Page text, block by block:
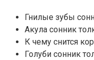
Гнилые зубы
Акула сонник
К чему снится
Голуби сонник